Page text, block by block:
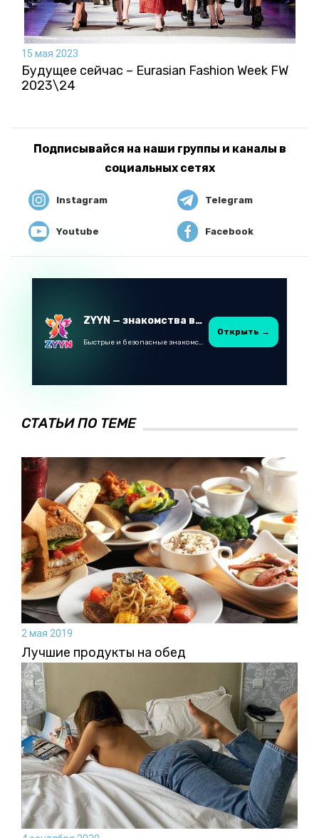
15 мая 2023
Будущее сейчас – Eurasian Fashion Week FW
2023\24
Подписывайся на наши группы и каналы в
социальных сетях
Instagram Telegram
Youtube Facebook
ZYYN — знакомства в Казахстане
Быстрые и безопасные знакомства в Telegram
Открыть →
СТАТЬИ ПО ТЕМЕ
2 мая 2019
Лучшие продукты на обед